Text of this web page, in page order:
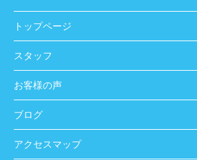
トップページ
スタッフ
お客様の声
ブログ
アクセスマップ